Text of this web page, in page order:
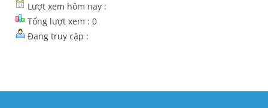
Lượt xem hôm nay :
Tổng lượt xem : 0
Đang truy cập :